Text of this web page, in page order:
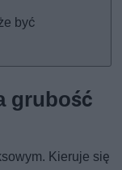
być
grubość
Kieruje się